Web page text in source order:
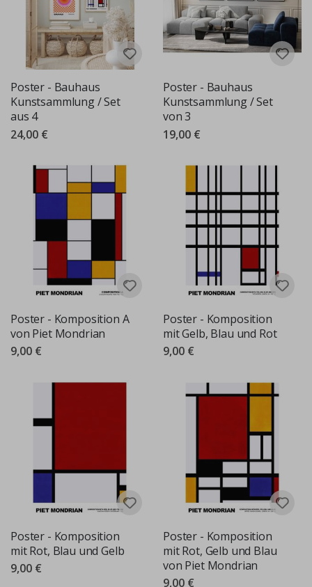
Poster - Bauhaus
Kunstsammlung / Set
aus 4
24,00 €
Poster - Bauhaus
Kunstsammlung / Set
von 3
19,00 €
Poster - Komposition A
von Piet Mondrian
9,00 €
Poster - Komposition
mit Gelb, Blau und Rot
9,00 €
Poster - Komposition
mit Rot, Blau und Gelb
9,00 €
Poster - Komposition
mit Rot, Gelb und Blau
von Piet Mondrian
9,00 €